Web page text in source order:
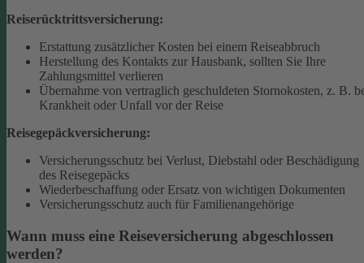
Reiserücktrittsversicherung:
Erstattung zusätzlicher Kosten bei einem Reiseabbruch
Herstellung des Kontakts zur Hausbank, sollten Sie Ihre
Zahlungsmittel verlieren
Übernahme von vertraglich geschuldeten Stornokosten, z. B.
Krankheit oder Unfall vor der Reise
Reisegepäckversicherung:
Versicherungsschutz bei Verlust, Diebstahl oder Beschädigung
des Reisegepäcks
Wiederbeschaffung oder Ersatz von wichtigen Dokumenten
Versicherungsschutz auch für Familienangehörige
Wann muss eine Reiseversicherung abgeschlossen
werden?